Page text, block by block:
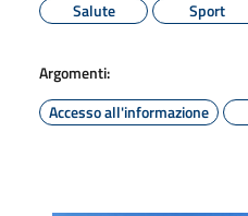
Salute
Sport
Argomenti:
Accesso all'informazione